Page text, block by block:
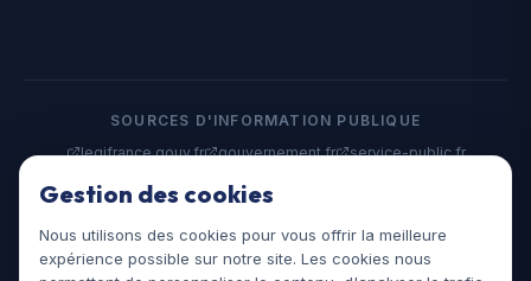
SOURCES D'INFORMATION PUBLIQUE
legifrance.gouv.fr
gouvernement.fr
service-public.fr
©2026 Assistances Juridiques. Tous droits réservés.
assistances-juridiques.fr
Gestion des cookies
Nous utilisons des cookies pour vous offrir la meilleure
expérience possible sur notre site. Les cookies nous